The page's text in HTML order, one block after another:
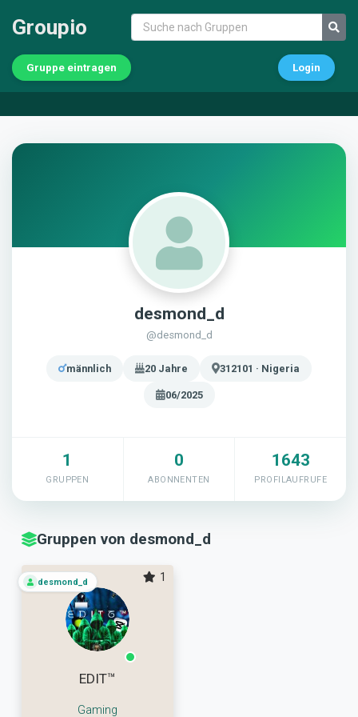
Groupio
Gruppe eintragen Login
desmond_d
@desmond_d
männlich 20 Jahre 312101 · Nigeria
06/2025
1
GRUPPEN
0
ABONNENTEN
1643
PROFILAUFRUFE
Gruppen von desmond_d
desmond_d 1
EDIT™
Gaming